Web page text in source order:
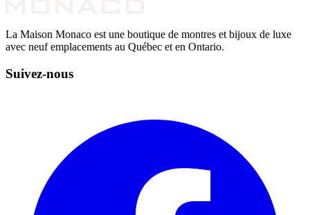
La Maison Monaco est une boutique de montres et bijoux de luxe
avec neuf emplacements au Québec et en Ontario.
Suivez-nous